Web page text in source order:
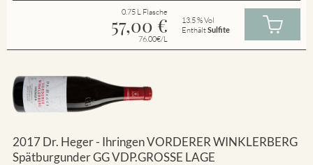
0.75 L Flasche
57,00 €
76.00€/L
13.5 % Vol
EnthältSulfite
2017 Dr. Heger - Ihringen VORDERER WINKLERBERG
Spätburgunder GG VDP.GROSSE LAGE